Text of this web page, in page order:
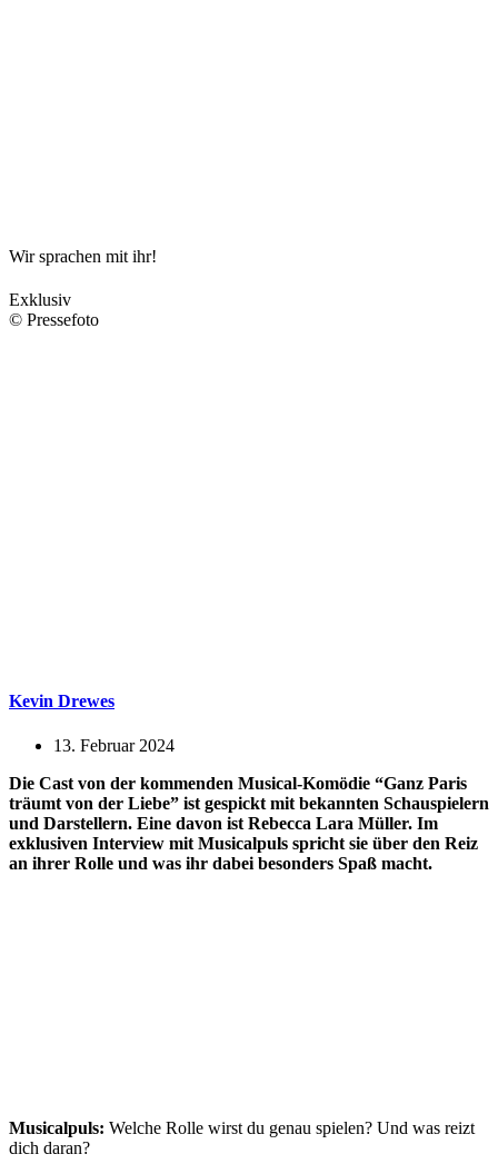
Wir sprachen mit ihr!
Exklusiv
© Pressefoto
Kevin Drewes
13. Februar 2024
Die Cast von der kommenden Musical-Komödie “Ganz Paris
träumt von der Liebe” ist gespickt mit bekannten Schauspielern
und Darstellern. Eine davon ist Rebecca Lara Müller. Im
exklusiven Interview mit Musicalpuls spricht sie über den Reiz
an ihrer Rolle und was ihr dabei besonders Spaß macht.
Musicalpuls: Welche Rolle wirst du genau spielen? Und was reizt
dich daran?